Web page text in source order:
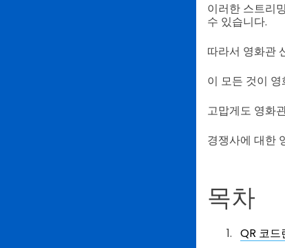
이러한 스트리
수 있습니다.
따라서 영화관
이 모든 것이
고맙게도 영화
경쟁사에 대한
목차
QR 코드